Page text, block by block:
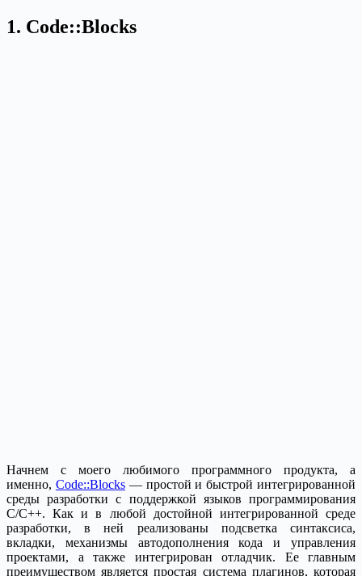
1. Code::Blocks
Начнем с моего любимого программного продукта, а
именно, Code::Blocks— простой и быстрой интегрированной
среды разработки с поддержкой языков программирования
C/C++. Как и в любой достойной интегрированной среде
разработки, в ней реализованы подсветка синтаксиса,
вкладки, механизмы автодополнения кода и управления
проектами, а также интегрирован отладчик. Ее главным
преимуществом является простая система плагинов, которая